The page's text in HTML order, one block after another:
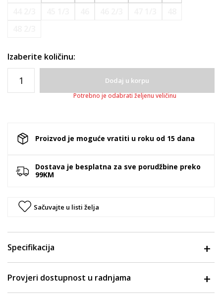
Izaberite količinu:
Dodaj u korpu
Potrebno je odabrati željenu veličinu
Proizvod je moguće vratiti u roku od 15 dana
Dostava je besplatna za sve porudžbine preko
99KM
Sačuvajte u listi želja
Specifikacija
Provjeri dostupnost u radnjama